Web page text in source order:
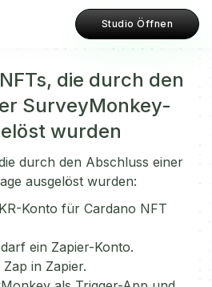
Studio Öffnen
die durch den
SurveyMonkey-
wurden
durch den Abschluss einer
ausgelöst wurden:
Konto für Cardano NFT
ein Zapier-Konto.
in Zapier.